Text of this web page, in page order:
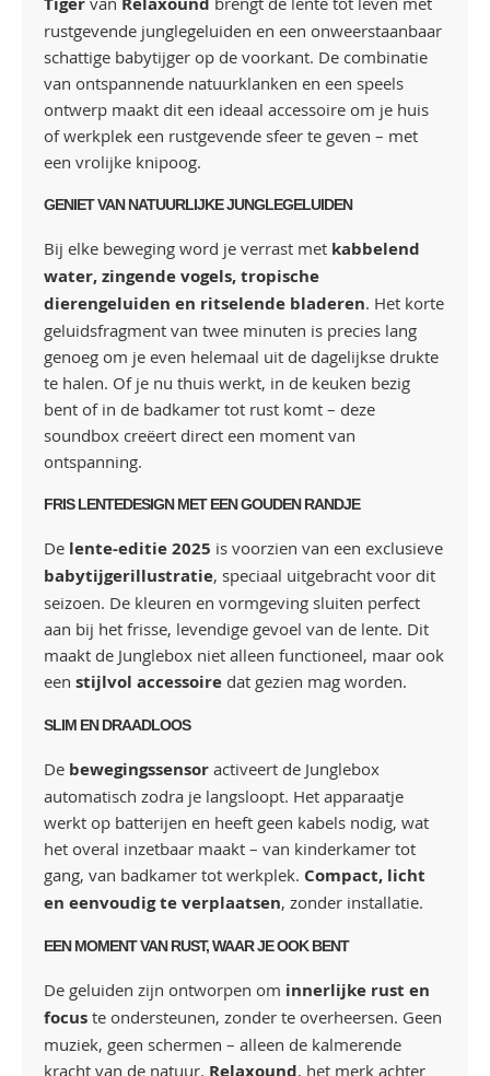
rustgevende junglegeluiden en een onweerstaanbaar
schattige babytijger op de voorkant. De combinatie
van ontspannende natuurklanken en een speels
ontwerp maakt dit een ideaal accessoire om je huis
of werkplek een rustgevende sfeer te geven – met
een vrolijke knipoog.
GENIET VAN NATUURLIJKE JUNGLEGELUIDEN
Bij elke beweging word je verrast met kabbelend
water, zingende vogels, tropische
dierengeluiden en ritselende bladeren. Het korte
geluidsfragment van twee minuten is precies lang
genoeg om je even helemaal uit de dagelijkse drukte
te halen. Of je nu thuis werkt, in de keuken bezig
bent of in de badkamer tot rust komt – deze
soundbox creëert direct een moment van
ontspanning.
FRIS LENTEDESIGN MET EEN GOUDEN RANDJE
De lente-editie 2025 is voorzien van een exclusieve
babytijgerillustratie, speciaal uitgebracht voor dit
seizoen. De kleuren en vormgeving sluiten perfect
aan bij het frisse, levendige gevoel van de lente. Dit
maakt de Junglebox niet alleen functioneel, maar ook
een stijlvol accessoire dat gezien mag worden.
SLIM EN DRAADLOOS
De bewegingssensor activeert de Junglebox
automatisch zodra je langsloopt. Het apparaatje
werkt op batterijen en heeft geen kabels nodig, wat
het overal inzetbaar maakt – van kinderkamer tot
gang, van badkamer tot werkplek. Compact, licht
en eenvoudig te verplaatsen, zonder installatie.
EEN MOMENT VAN RUST, WAAR JE OOK BENT
De geluiden zijn ontworpen om innerlijke rust en
focus te ondersteunen, zonder te overheersen. Geen
muziek, geen schermen – alleen de kalmerende
kracht van de natuur. Relaxound, het merk achter